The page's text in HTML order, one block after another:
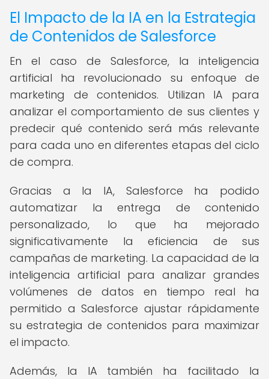
El Impacto de la IA en la Estrategia
de Contenidos de Salesforce
En el caso de Salesforce, la inteligencia
artificial ha revolucionado su enfoque de
marketing de contenidos. Utilizan IA para
analizar el comportamiento de sus clientes y
predecir qué contenido será más relevante
para cada uno en diferentes etapas del ciclo
de compra.
Gracias a la IA, Salesforce ha podido
automatizar la entrega de contenido
personalizado, lo que ha mejorado
significativamente la eficiencia de sus
campañas de marketing. La capacidad de la
inteligencia artificial para analizar grandes
volúmenes de datos en tiempo real ha
permitido a Salesforce ajustar rápidamente
su estrategia de contenidos para maximizar
el impacto.
Además, la IA también ha facilitado la